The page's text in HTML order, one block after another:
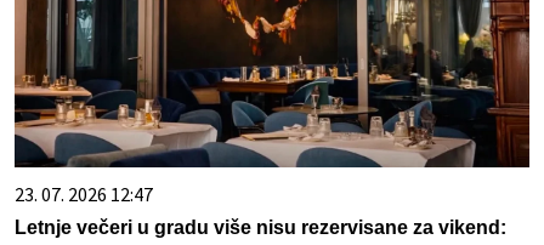
23. 07. 2026 12:47
Letnje večeri u gradu više nisu rezervisane za vikend: